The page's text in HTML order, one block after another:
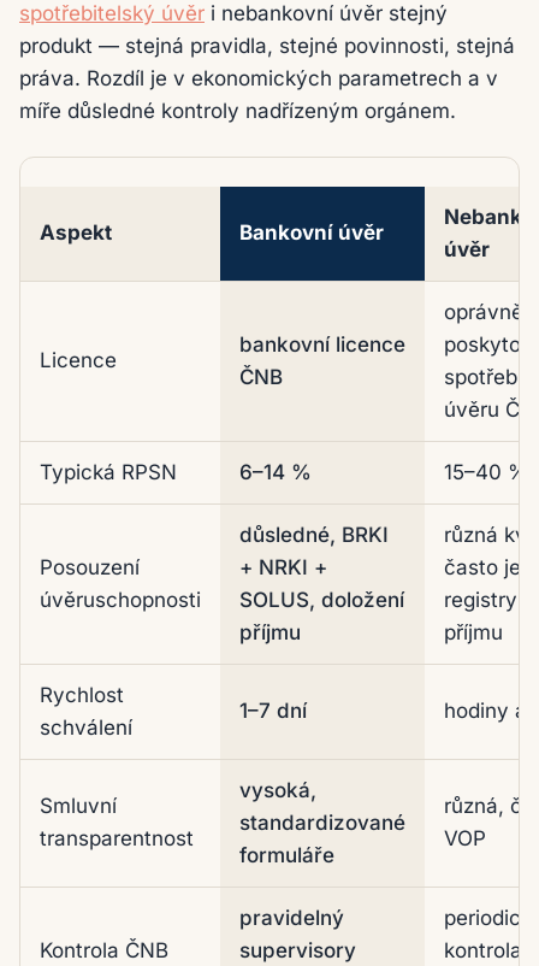
spotřebitelský úvěr i nebankovní úvěr stejný
produkt — stejná pravidla, stejné povinnosti, stejná
práva. Rozdíl je v ekonomických parametrech a v
míře důsledné kontroly nadřízeným orgánem.
Aspekt Bankovní úvěr
úvěr
Licence
bankovní licence
ČNB
oprávnění
úvěru
Typická RPSN 6–14 % 15–40 %
Posouzení
úvěruschopnosti
důsledné, BRKI
+ NRKI +
SOLUS, doložení
příjmu
různá
často jen
registry
příjmu
Rychlost
schválení
1–7 dní hodiny
Smluvní
transparentnost
vysoká,
standardizované
formuláře
různá,
VOP
Kontrola ČNB
pravidelný
supervisory
kontrola,